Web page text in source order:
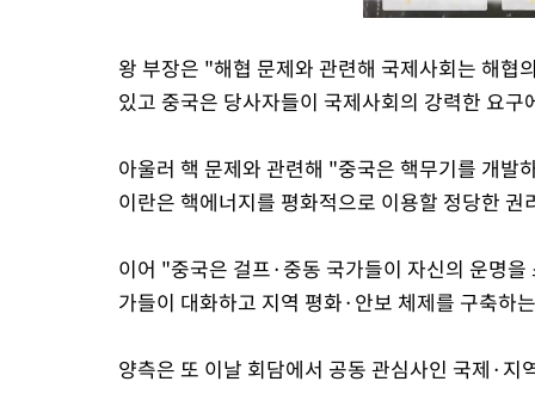
왕 부장은 "해협 문제와 관련해 국제사회는 해협
있고 중국은 당사자들이 국제사회의 강력한 요
아울러 핵 문제와 관련해 "중국은 핵무기를 개
이란은 핵에너지를 평화적으로 이용할 정당한
이어 "중국은 걸프·중동 국가들이 자신의 운명
가들이 대화하고 지역 평화·안보 체제를 구축하
양측은 또 이날 회담에서 공동 관심사인 국제·